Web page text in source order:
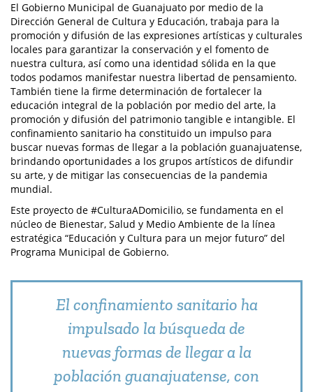
El Gobierno Municipal de Guanajuato por medio de la
Dirección General de Cultura y Educación, trabaja para la
promoción y difusión de las expresiones artísticas y culturales
locales para garantizar la conservación y el fomento de
nuestra cultura, así como una identidad sólida en la que
todos podamos manifestar nuestra libertad de pensamiento.
También tiene la firme determinación de fortalecer la
educación integral de la población por medio del arte, la
promoción y difusión del patrimonio tangible e intangible. El
confinamiento sanitario ha constituido un impulso para
buscar nuevas formas de llegar a la población guanajuatense,
brindando oportunidades a los grupos artísticos de difundir
su arte, y de mitigar las consecuencias de la pandemia
mundial.
Este proyecto de #CulturaADomicilio, se fundamenta en el
núcleo de Bienestar, Salud y Medio Ambiente de la línea
estratégica “Educación y Cultura para un mejor futuro” del
Programa Municipal de Gobierno.
El confinamiento sanitario ha
impulsado la búsqueda de
nuevas formas de llegar a la
población guanajuatense, con